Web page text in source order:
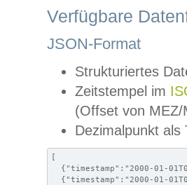
Verfügbare
JSON-Format
Strukturiertes
Zeitstempel im
(Offset von MEZ/
Dezimalpunkt als
[
{"timestamp":"2000-01-
{"timestamp":"2000-01-